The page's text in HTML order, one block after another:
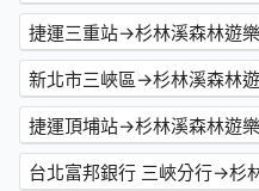
捷運三重站→杉林溪森林遊
新北市三峽區→杉林溪森林
捷運頂埔站→杉林溪森林遊
台北富邦銀行 三峽分行→杉